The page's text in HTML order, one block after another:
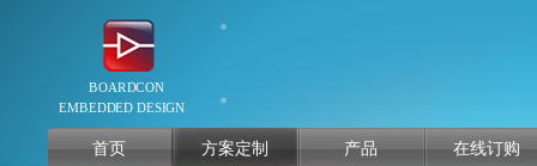
首页 方案定制 产品 在线订购